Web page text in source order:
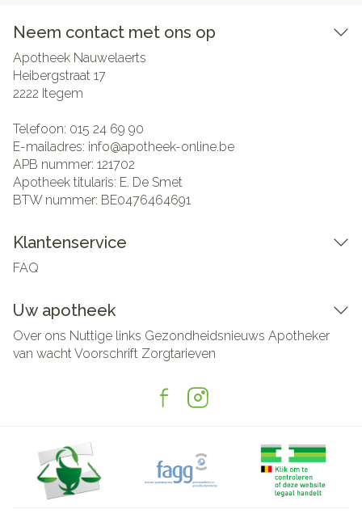
Neem contact met ons op
Apotheek Nauwelaerts
Heibergstraat 17
2222 Itegem
Telefoon: 015 24 69 90
E-mailadres: info@apotheek-online.be
APB nummer: 121702
Apotheek titularis: E. De Smet
BTW nummer: BE0476464691
Klantenservice
FAQ
Uw apotheek
Over ons Nuttige links Gezondheidsnieuws Apotheker
van wachtVoorschrift Zorgtarieven